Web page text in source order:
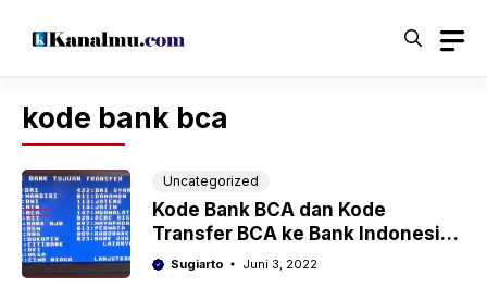
kode bank bca
Uncategorized
Kode Bank BCA dan Kode
Transfer BCA ke Bank Indonesia
Lainnya Lengkap
Sugiarto Juni 3, 2022